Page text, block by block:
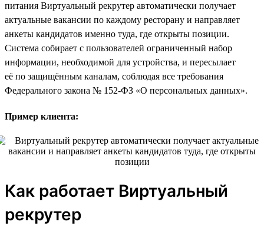
питания Виртуальный рекрутер автоматически получает
актуальные вакансии по каждому ресторану и направляет
анкеты кандидатов именно туда, где открыты позиции.
Система собирает с пользователей ограниченный набор
информации, необходимой для устройства, и пересылает
её по защищённым каналам, соблюдая все требования
Федерального закона № 152-ФЗ «О персональных данных».
Пример клиента:
Как работает Виртуальный
рекрутер